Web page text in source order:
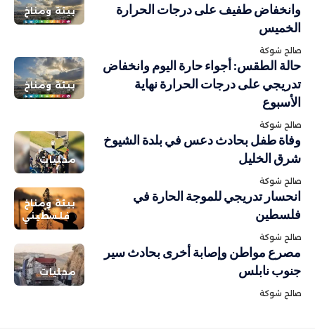
بيئة ومناخ
وانخفاض طفيف على درجات الحرارة
الخميس
صالح شوكة
بيئة ومناخ
حالة الطقس: أجواء حارة اليوم وانخفاض
تدريجي على درجات الحرارة نهاية
الأسبوع
صالح شوكة
محليات
وفاة طفل بحادث دعس في بلدة الشيوخ
شرق الخليل
صالح شوكة
بيئة ومناخ
فلسطيني
انحسار تدريجي للموجة الحارة في
فلسطين
صالح شوكة
محليات
مصرع مواطن وإصابة أخرى بحادث سير
جنوب نابلس
صالح شوكة